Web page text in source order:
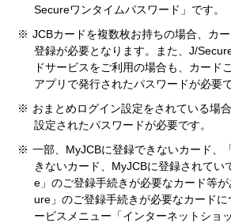
Secureワンタイムパスワード」です。
※ JCBカードを複数枚お持ちの場合、カ
登録が必要となります。また、J/
ドサービスをご利用の場合も、カード
アプリで発行されたパスワードが必要で
※ おまとめログイン設定をされている場
設定されたパスワードが必要です。
※ 一部、MyJCBに登録できないカード、
きないカード、MyJCBに登録されてい
e」のご登録手続きが必要なカード等
ure」のご登録手続きが必要なカード
ービスメニュー「インターネットショ